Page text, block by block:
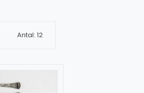
Antal: 12